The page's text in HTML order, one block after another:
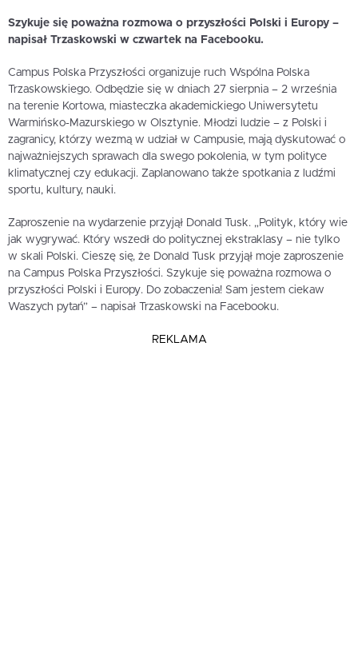
Szykuje się poważna rozmowa o przyszłości Polski i Europy –
napisał Trzaskowski w czwartek na Facebooku.
Campus Polska Przyszłości organizuje ruch Wspólna Polska
Trzaskowskiego. Odbędzie się w dniach 27 sierpnia – 2 września
na terenie Kortowa, miasteczka akademickiego Uniwersytetu
Warmińsko-Mazurskiego w Olsztynie. Młodzi ludzie – z Polski i
zagranicy, którzy wezmą w udział w Campusie, mają dyskutować o
najważniejszych sprawach dla swego pokolenia, w tym polityce
klimatycznej czy edukacji. Zaplanowano także spotkania z ludźmi
sportu, kultury, nauki.
Zaproszenie na wydarzenie przyjął Donald Tusk. „Polityk, który wie
jak wygrywać. Który wszedł do politycznej ekstraklasy – nie tylko
w skali Polski. Cieszę się, że Donald Tusk przyjął moje zaproszenie
na Campus Polska Przyszłości. Szykuje się poważna rozmowa o
przyszłości Polski i Europy. Do zobaczenia! Sam jestem ciekaw
Waszych pytań” – napisał Trzaskowski na Facebooku.
REKLAMA